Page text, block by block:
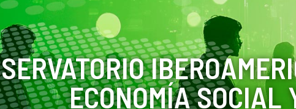
ECONOMÍA SOCIAL